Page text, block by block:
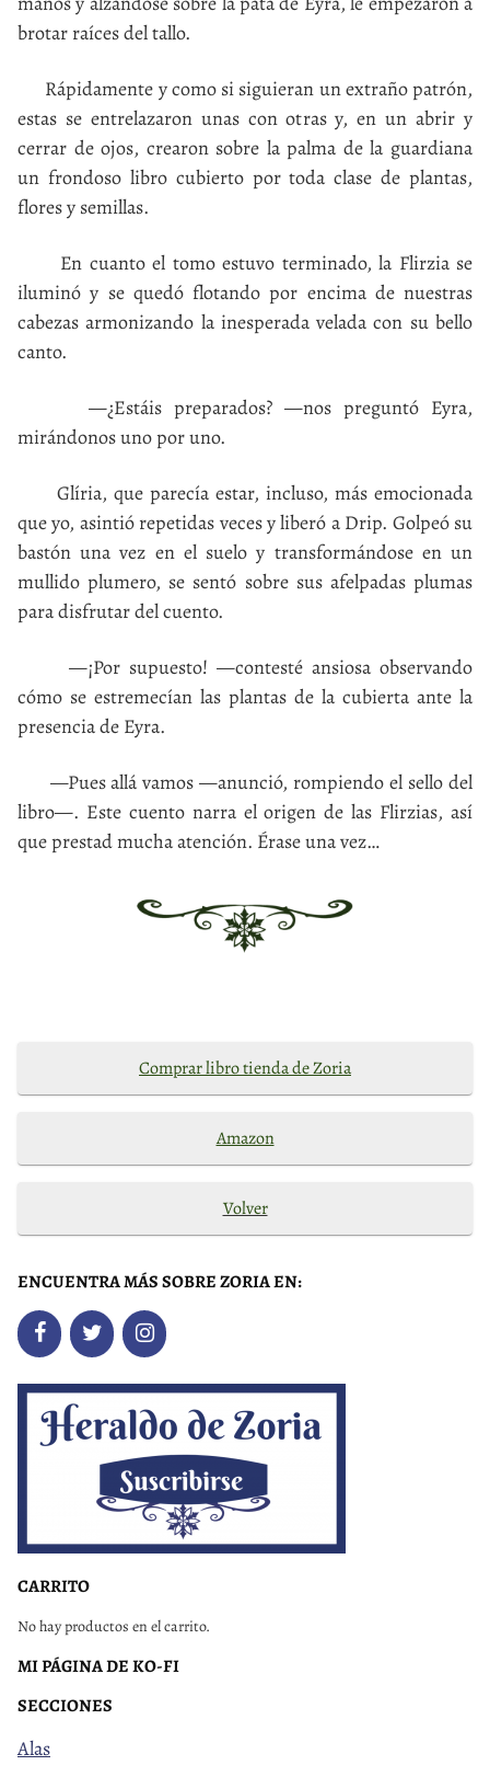
brotar raíces del tallo.
Rápidamente y como si siguieran un extraño patrón,
estas se entrelazaron unas con otras y, en un abrir y
cerrar de ojos, crearon sobre la palma de la guardiana
un frondoso libro cubierto por toda clase de plantas,
flores y semillas.
En cuanto el tomo estuvo terminado, la Flirzia se
iluminó y se quedó flotando por encima de nuestras
cabezas armonizando la inesperada velada con su bello
canto.
—¿Estáis preparados? —nos preguntó Eyra,
mirándonos uno por uno.
Glíria, que parecía estar, incluso, más emocionada
que yo, asintió repetidas veces y liberó a Drip. Golpeó su
bastón una vez en el suelo y transformándose en un
mullido plumero, se sentó sobre sus afelpadas plumas
para disfrutar del cuento.
—¡Por supuesto! —contesté ansiosa observando
cómo se estremecían las plantas de la cubierta ante la
presencia de Eyra.
—Pues allá vamos —anunció, rompiendo el sello del
libro—. Este cuento narra el origen de las Flirzias, así
que prestad mucha atención. Érase una vez…
Comprar libro tienda de Zoria
Amazon
Volver
ENCUENTRA MÁS SOBRE ZORIA EN:
CARRITO
No hay productos en el carrito.
MI PÁGINA DE KO-FI
SECCIONES
Alas